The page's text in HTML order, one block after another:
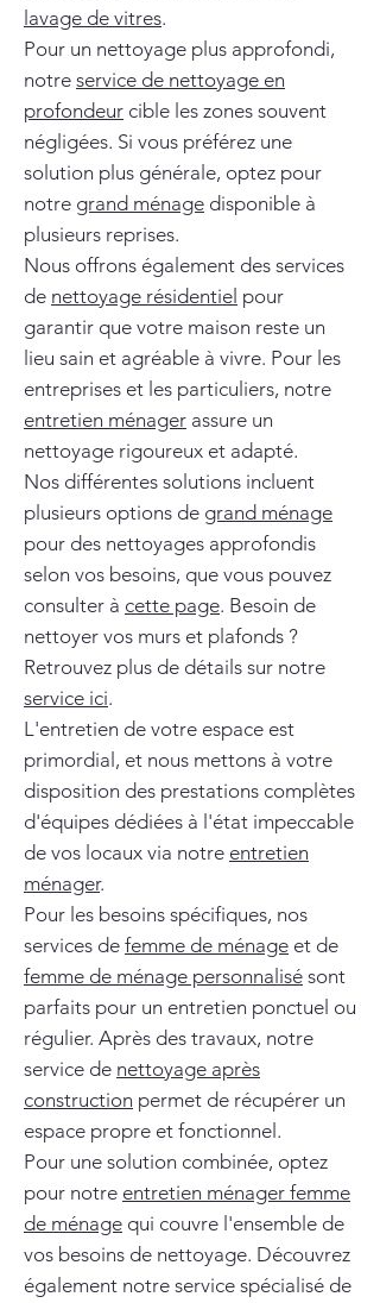
lavage de vitres.
Pour un nettoyage plus approfondi,
notre service de nettoyage en
profondeur cible les zones souvent
négligées. Si vous préférez une
solution plus générale, optez pour
notre grand ménage disponible à
plusieurs reprises.
Nous offrons également des services
de nettoyage résidentiel pour
garantir que votre maison reste un
lieu sain et agréable à vivre. Pour les
entreprises et les particuliers, notre
entretien ménager assure un
nettoyage rigoureux et adapté.
Nos différentes solutions incluent
plusieurs options de grand ménage
pour des nettoyages approfondis
selon vos besoins, que vous pouvez
consulter à cette page. Besoin de
nettoyer vos murs et plafonds ?
Retrouvez plus de détails sur notre
service ici.
L'entretien de votre espace est
primordial, et nous mettons à votre
disposition des prestations complètes
d'équipes dédiées à l'état impeccable
de vos locaux via notre entretien
ménager.
Pour les besoins spécifiques, nos
services de femme de ménage et de
femme de ménage personnalisé sont
parfaits pour un entretien ponctuel ou
régulier. Après des travaux, notre
service de nettoyage après
construction permet de récupérer un
espace propre et fonctionnel.
Pour une solution combinée, optez
pour notre entretien ménager femme
de ménage qui couvre l'ensemble de
vos besoins de nettoyage. Découvrez
également notre service spécialisé de